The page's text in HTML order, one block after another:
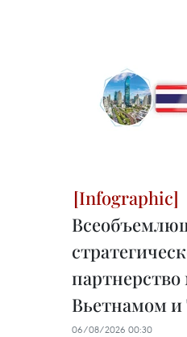
Вьетнамом
06/08/2026 00:30